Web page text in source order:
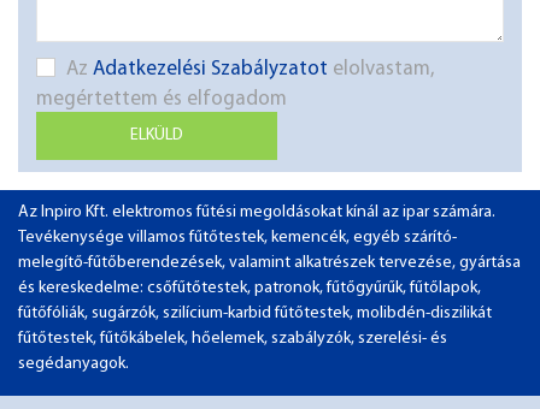
Az Adatkezelési Szabályzatot elolvastam,
megértettem és elfogadom
ELKÜLD
Az Inpiro Kft. elektromos fűtési megoldásokat kínál az ipar számára.
Tevékenysége villamos fűtőtestek, kemencék, egyéb szárító-
melegítő-fűtőberendezések, valamint alkatrészek tervezése, gyártása
és kereskedelme: csőfűtőtestek, patronok, fűtőgyűrűk, fűtőlapok,
fűtőfóliák, sugárzók, szilícium-karbid fűtőtestek, molibdén-diszilikát
fűtőtestek, fűtőkábelek, hőelemek, szabályzók, szerelési- és
segédanyagok.